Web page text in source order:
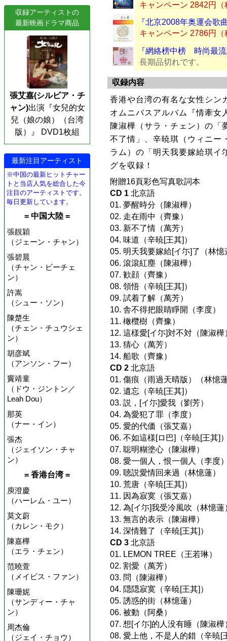
収録アーティストの
最新映画ドラマ商品
張艾嘉(シルビア・チ
ャン)出演『女兒的女
兒（娘の娘）（台湾
版）』 DVD1枚組
最新注目アーティスト
※中国の最新ヒットチャー
トと当店人気を総合した今
注目のアーティストです。
毎日更新しています。
= 中国大陸 =
張靚穎
（ジェーン・チャン）
張碧晨
（チャン・ビーチェ
ン）
許嵩
（シュー・ソン）
陳楚生
（チェン・チュウシェ
ン）
胡彦斌
（アンソン・フー）
竇靖童
（ドウ・ジントン／
Leah Dou）
那英
（ナー・イン）
張杰
（ジェイソン・チャ
ン）
= 香港台湾 =
庾澄慶
（ハーレム・ユー）
莫文蔚
（カレン・モク）
陳嘉樺
（エラ・チェン）
范曉萱
（メイビス・ファン）
陳珊妮
（サンディー・チャ
ン）
周杰倫
（ジェイ・チョウ）
キャンペーン 2842円（
『北京2008年奥運会歌
キャンペーン 2786円（
『網絡榜中榜 時尚最
長期品切れです。
収録内容
香港や台湾の有名な女性シン
オムニバスアルバム『情牽女
陳淑樺（サラ・チェン）の「
不了情」、辛暁琪（ウィニー
ラム）の「明天我要嫁給琪イ
グを収録！
附贈16頁彩色写真歌詞本
CD 1 北京語
01. 夢醒時分（陳淑樺）
02. 走在雨中（齊豫）
03. 新不了情（萬芳）
04. 味道（辛暁[王其]）
05. 明天我要嫁給[イ尓]了（林憶
06. 滾滾紅塵（陳淑樺）
07. 歓顔（齊豫）
08. 領悟（辛暁[王其]）
09. 試着了解（萬芳）
10. 舎不得把眼睛睜開（李度）
11. 橄欖樹（齊豫）
12. 這様愛[イ尓]対不対（陳淑樺
13. 猜心（萬芳）
14. 船歌（齊豫）
CD 2 北京語
01. 傷痕（雨過天晴版）（林憶
02. 遺忘（辛暁[王其]）
03. 説，[イ尓]愛我（劉芳）
04. 為愛犯了罪（李度）
05. 愛的代価（張艾嘉）
06. 不如這様[ロ巴]（辛暁[王其]
07. 聡明糊塗心（陳淑樺）
08. 愛一個人，恨一個人（李度
09. 聴説愛情回来過（林憶蓮）
10. 荒唐（辛暁[王其]）
11. 因為寂寞（張艾嘉）
12. 為[イ尓]我受冷風吹（林憶蓮
13. 無言的表示（陳淑樺）
14. 深情難了（辛暁[王其]）
CD 3 北京語
01. LEMON TREE（王若琳）
02. 割愛（萬芳）
03. 問（陳淑樺）
04. 隠隠寂寞（辛暁[王其]）
05. 誘惑的街（林憶蓮）
06. 被動（阿桑）
07. 想[イ尓]的人没有睡（陳淑樺
08. 愛上他，不是人的錯（辛暁[